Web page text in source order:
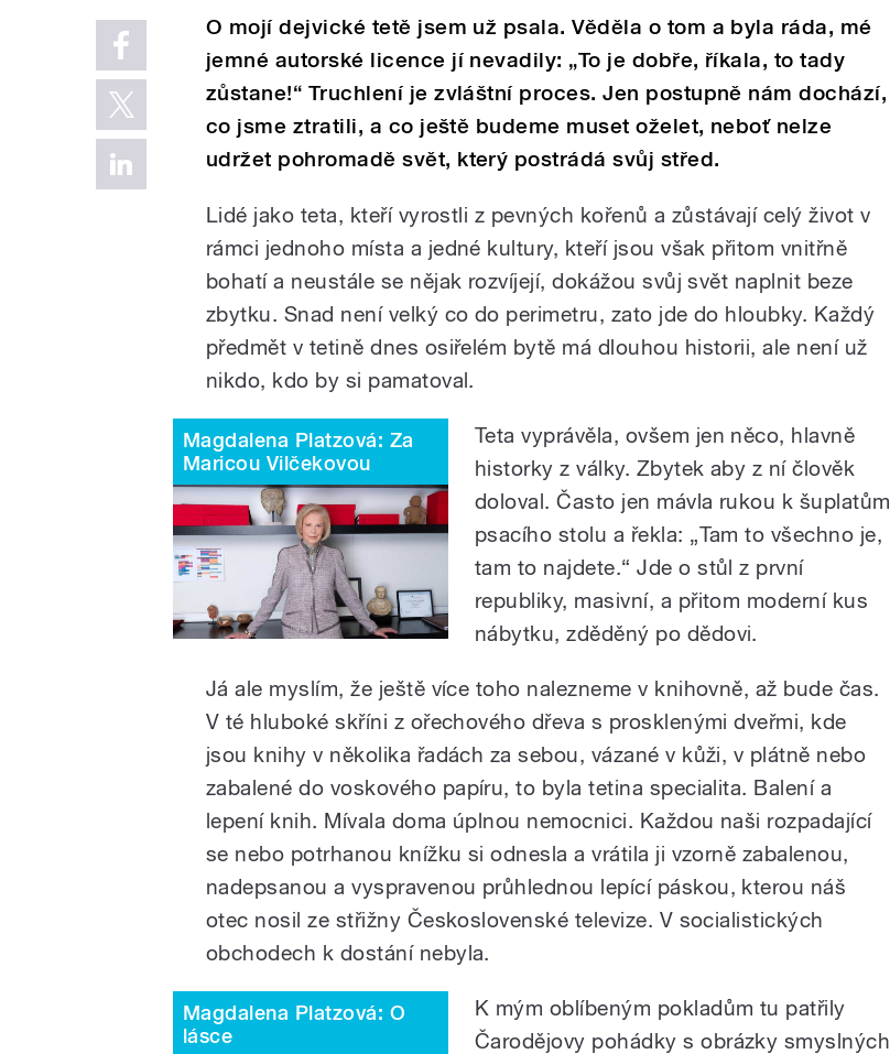
O mojí dejvické tetě jsem už psala. Věděla o tom a byla ráda, mé
jemné autorské licence jí nevadily: „To je dobře, říkala, to tady
zůstane!“ Truchlení je zvláštní proces. Jen postupně nám dochází,
co jsme ztratili, a co ještě budeme muset oželet, neboť nelze
udržet pohromadě svět, který postrádá svůj střed.
Lidé jako teta, kteří vyrostli z pevných kořenů a zůstávají celý život v
rámci jednoho místa a jedné kultury, kteří jsou však přitom vnitřně
bohatí a neustále se nějak rozvíjejí, dokážou svůj svět naplnit beze
zbytku. Snad není velký co do perimetru, zato jde do hloubky. Každý
předmět v tetině dnes osiřelém bytě má dlouhou historii, ale není už
nikdo, kdo by si pamatoval.
Magdalena Platzová: Za
Maricou Vilčekovou
Teta vyprávěla, ovšem jen něco, hlavně
historky z války. Zbytek aby z ní člověk
doloval. Často jen mávla rukou k šuplatům
psacího stolu a řekla: „Tam to všechno je,
tam to najdete.“ Jde o stůl z první
republiky, masivní, a přitom moderní kus
nábytku, zděděný po dědovi.
Já ale myslím, že ještě více toho nalezneme v knihovně, až bude čas.
V té hluboké skříni z ořechového dřeva s prosklenými dveřmi, kde
jsou knihy v několika řadách za sebou, vázané v kůži, v plátně nebo
zabalené do voskového papíru, to byla tetina specialita. Balení a
lepení knih. Mívala doma úplnou nemocnici. Každou naši rozpadající
se nebo potrhanou knížku si odnesla a vrátila ji vzorně zabalenou,
nadepsanou a vyspravenou průhlednou lepící páskou, kterou náš
otec nosil ze střižny Československé televize. V socialistických
obchodech k dostání nebyla.
Magdalena Platzová: O
lásce
K mým oblíbeným pokladům tu patřily
Čarodějovy pohádky s obrázky smyslných